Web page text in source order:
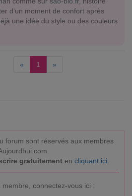
d’un moment de confort après
une idée du style ou des couleurs
« 1 »
forum sont réservés aux membres
gratuitementen cliquant ici
membre, connectez-vous ici :